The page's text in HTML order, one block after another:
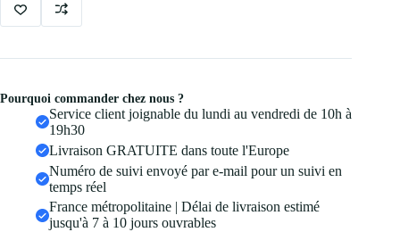
Pourquoi commander chez nous ?
Service client joignable du lundi au vendredi de 10h à
19h30
Livraison GRATUITE dans toute l'Europe
Numéro de suivi envoyé par e-mail pour un suivi en
temps réel
France métropolitaine | Délai de livraison estimé
jusqu'à 7 à 10 jours ouvrables